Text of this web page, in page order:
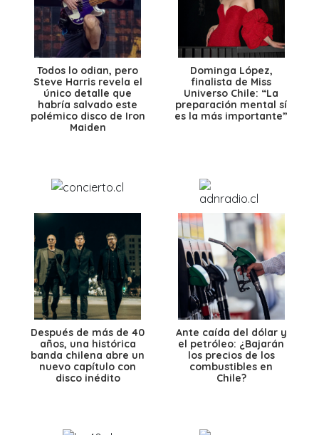
Todos lo odian, pero
Steve Harris revela el
único detalle que
habría salvado este
polémico disco de Iron
Maiden
Dominga López,
finalista de Miss
Universo Chile: “La
preparación mental sí
es la más importante”
Después de más de 40
años, una histórica
banda chilena abre un
nuevo capítulo con
disco inédito
Ante caída del dólar y
el petróleo: ¿Bajarán
los precios de los
combustibles en
Chile?